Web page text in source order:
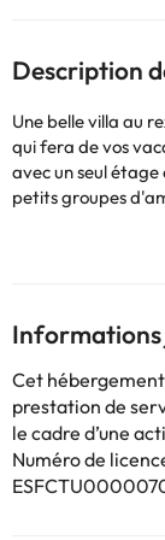
Description
Une belle villa au
qui fera de vos
avec un seul étage
petits groupes
air conditionné. Il
bains avec
déjeuner sur le
personnes. Dans
fauteuil où vous
(WIFI) ou regarder
indépendante a
cuisiner pendant
mesure environ
où vous pourrez
Informations
Cet
prestation de
le cadre d’une
Numéro de